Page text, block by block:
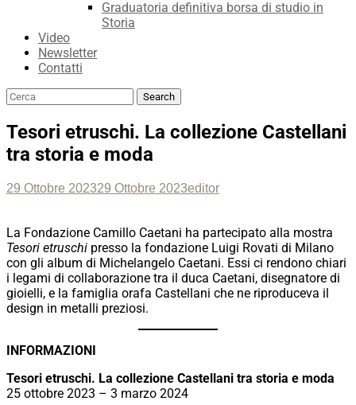
Graduatoria definitiva borsa di studio in
Storia
Video
Newsletter
Contatti
Search
Search
Tesori etruschi. La collezione Castellani
tra storia e moda
Posted
29 Ottobre 202329 Ottobre 2023Author
editor
La Fondazione Camillo Caetani ha partecipato alla mostra
Tesori etruschi presso la fondazione Luigi Rovati di Milano
con gli album di Michelangelo Caetani. Essi ci rendono chiari
i legami di collaborazione tra il duca Caetani, disegnatore di
gioielli, e la famiglia orafa Castellani che ne riproduceva il
design in metalli preziosi.
INFORMAZIONI
Tesori etruschi. La collezione Castellani tra storia e moda
25 ottobre 2023 – 3 marzo 2024